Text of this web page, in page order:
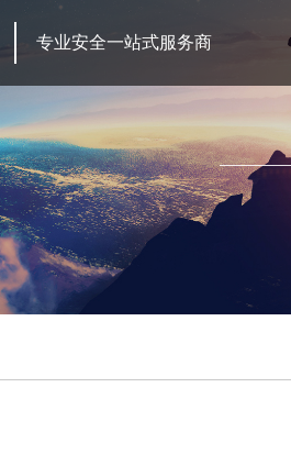
专业安全一站式服务商